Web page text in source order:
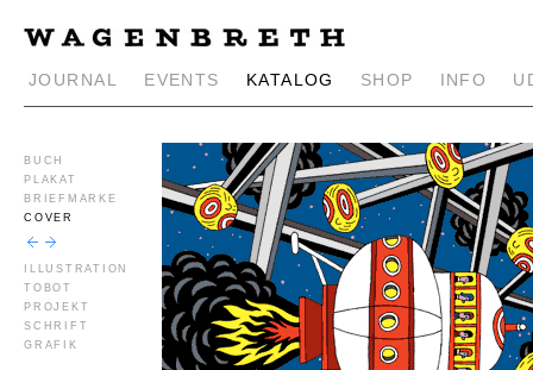
JOURNAL EVENTS KATALOG SHOP INFO
BUCH
PLAKAT
BRIEFMARKE
COVER
ILLUSTRATION
TOBOT
PROJEKT
SCHRIFT
GRAFIK